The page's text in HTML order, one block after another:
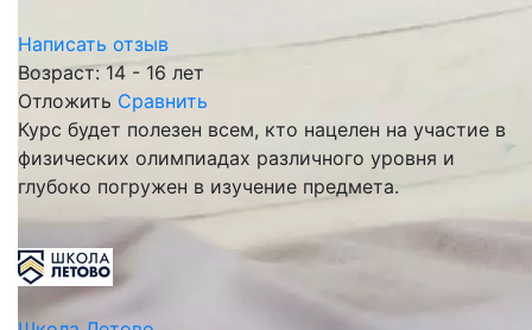
Написать отзыв
Возраст: 14 - 16 лет
Отложить Сравнить
Курс будет полезен всем, кто нацелен на участие в
физических олимпиадах различного уровня и
глубоко погружен в изучение предмета.